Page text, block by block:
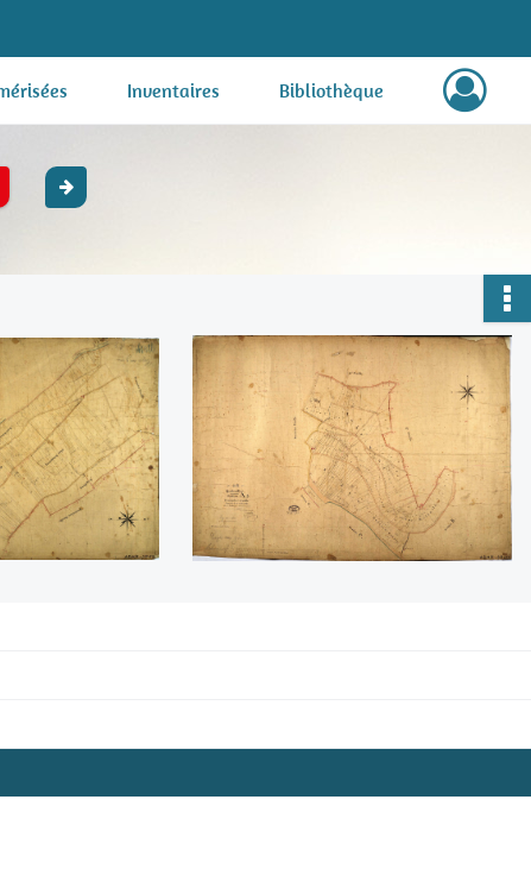
Inventaires Bibliothèque